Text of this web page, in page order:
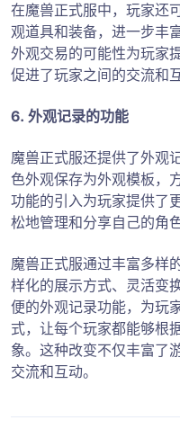
在魔兽正式服中，玩家还
观道具和装备，进一步丰
外观交易的可能性为玩家
促进了玩家之间的交流和互
6. 外观记录的功能
魔兽正式服还提供了外观
色外观保存为外观模板，
功能的引入为玩家提供了
松地管理和分享自己的角
魔兽正式服通过丰富多样
样化的展示方式、灵活变
便的外观记录功能，为玩
式，让每个玩家都能够根
象。这种改变不仅丰富了
交流和互动。